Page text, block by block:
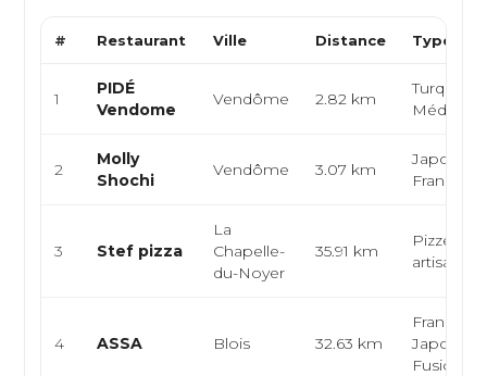
# Restaurant Ville Distance Type de
1
PIDÉ
Vendome
Vendôme 2.82 km
Turque,
2
Molly
Shochi
Vendôme 3.07 km
Française
3 Stef pizza
La
Chapelle-
du-Noyer
35.91 km
Pizzeria,
artisanal
4 ASSA Blois 32.63 km
Française,
Fusion